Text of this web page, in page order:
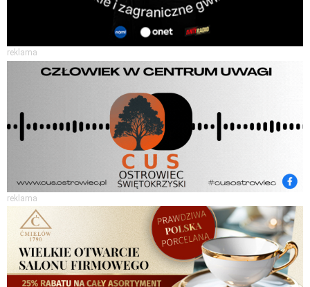
reklama
reklama